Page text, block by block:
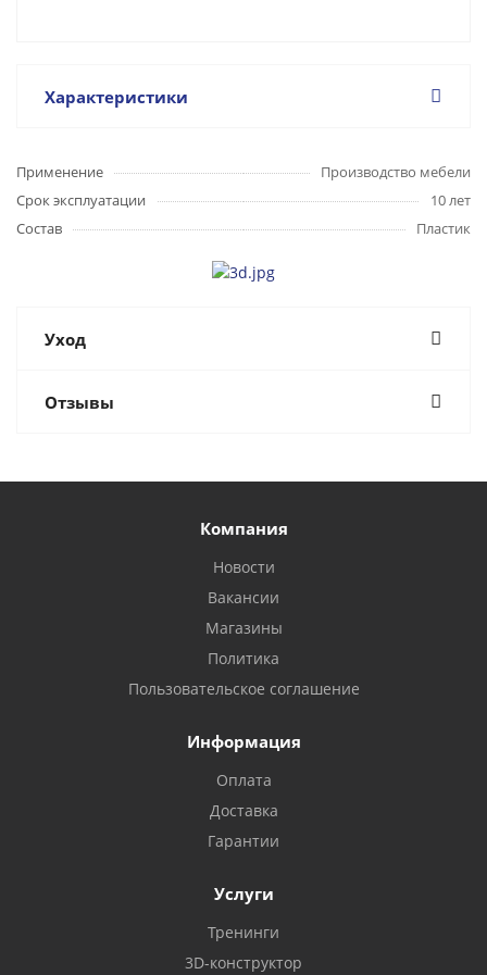
Характеристики
Применение
Производство мебели
Срок эксплуатации
10 лет
Состав
Пластик
Уход
Отзывы
Компания
Новости
Вакансии
Магазины
Политика
Пользовательское соглашение
Информация
Оплата
Доставка
Гарантии
Услуги
Тренинги
3D-конструктор